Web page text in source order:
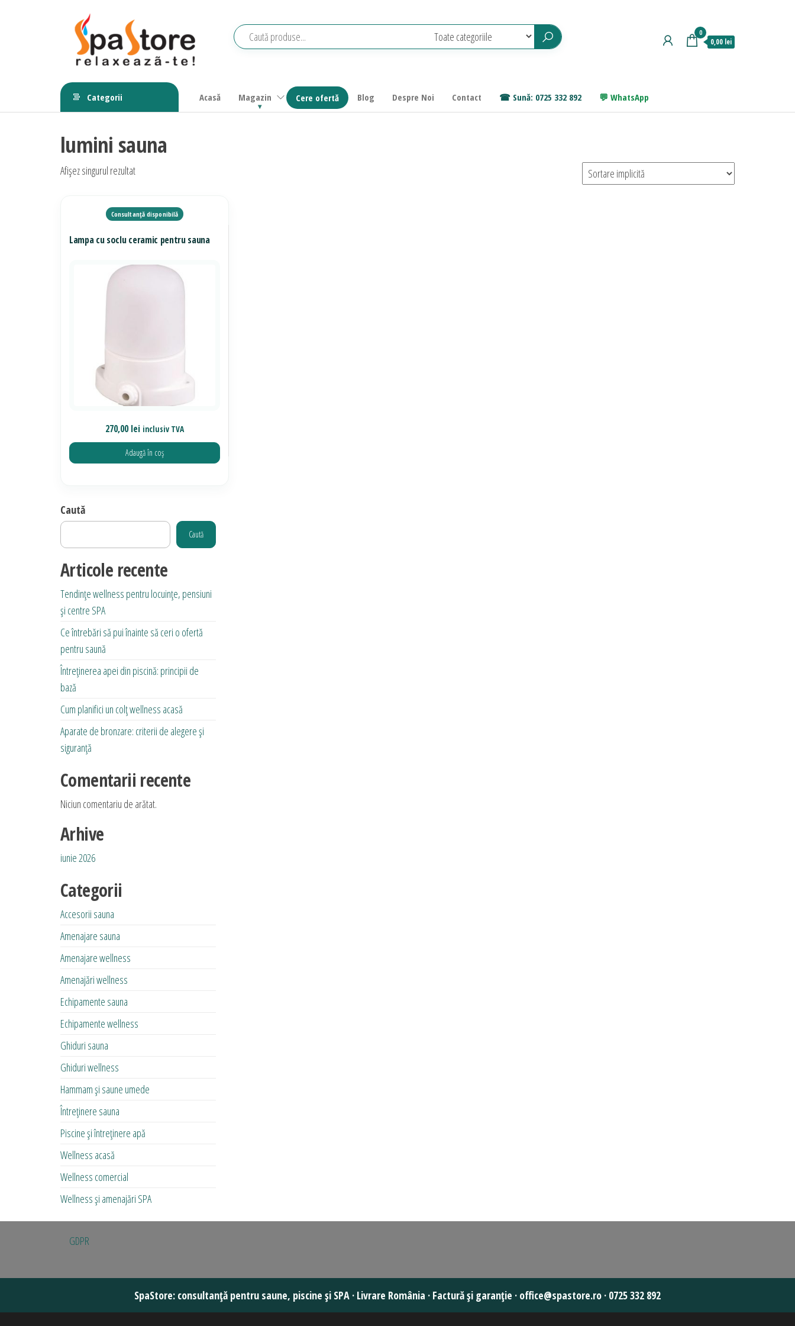
Echipamente
saune,
wellness
Relaxeaza-
te!
0
0,00 lei
Categorii Acasă Magazin Cere ofertă Blog Despre Noi Contact Sună: 0725 332 892 WhatsApp
lumini sauna
Afișez singurul rezultat
Lampa cu soclu ceramic pentru sauna
270,00lei inclusiv TVA
Adaugă în coș
Caută
Caută
Articole recente
Tendințe wellness pentru locuințe, pensiuni
și centre SPA
Ce întrebări să pui înainte să ceri o ofertă
pentru saună
Întreținerea apei din piscină: principii de
bază
Cum planifici un colț wellness acasă
Aparate de bronzare: criterii de alegere și
siguranță
Comentarii recente
Niciun comentariu de arătat.
Arhive
iunie 2026
Categorii
Accesorii sauna
Amenajare sauna
Amenajare wellness
Amenajări wellness
Echipamente sauna
Echipamente wellness
Ghiduri sauna
Ghiduri wellness
Hammam și saune umede
Întreținere sauna
Piscine și întreținere apă
Wellness acasă
Wellness comercial
Wellness și amenajări SPA
GDPR